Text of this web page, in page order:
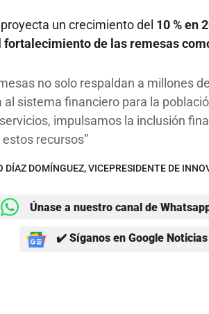
un crecimiento del 10 % en
fortalecimiento de las remesas
no solo respaldan a millones
al sistema financiero para la
impulsamos la inclusión
estos recursos
DÍAZ DOMÍNGUEZ, VICEPRESIDENTE DE
Únase a nuestro canal de
✔️ Síganos en Google